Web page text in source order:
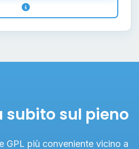
subito sul pieno
GPL più conveniente vicino a